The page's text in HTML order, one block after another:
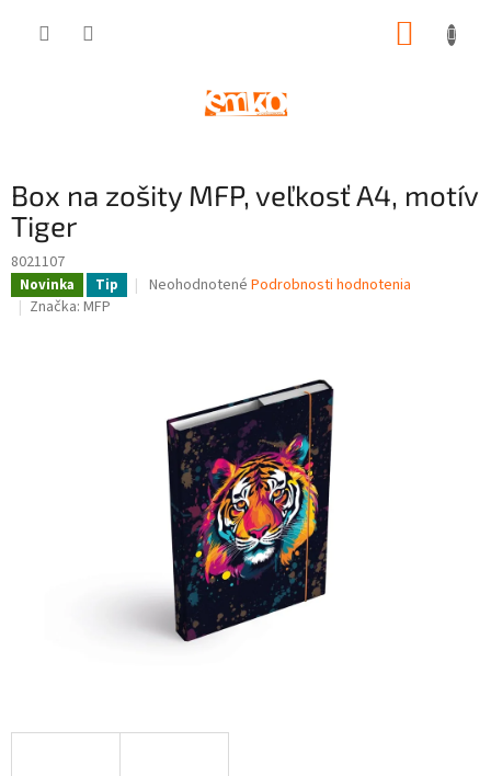
Box na zošity MFP, veľkosť A4, motív
Tiger
8021107
Novinka Tip
Priemerné
hviezdičiek.
Neohodnotené Podrobnosti hodnotenia
Značka: MFP